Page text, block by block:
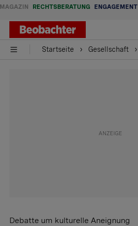
MAGAZIN RECHTSBERATUNG ENGAGEMENT
Startseite Gesellschaft
Debatte um kulturelle Aneignung